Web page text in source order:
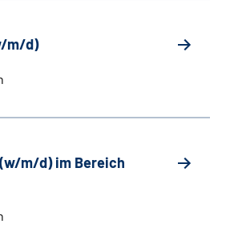
m/d)
m/d) im Bereich